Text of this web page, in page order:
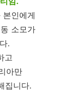
인에게
소모가
.
고
아만
집니다.